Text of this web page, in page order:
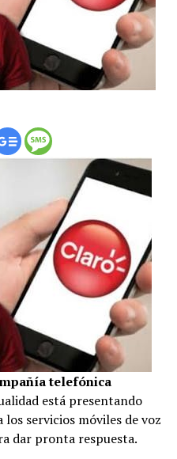
telefónica
está presentando
servicios móviles de voz
dar pronta respuesta.